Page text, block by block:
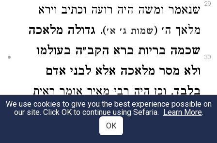
29
30
שנאמר ומשה היה רועה וכתיב וירא
מלאך ה׳ (שמות ג׳ א׳). גדולה מלאכה
שכמה בריות ברא הקב״ה בעולמו
ולא מסר מלאכה אלא לבני אדם
בלבד. וכן היה רבי מאיר אומר ראית
מימיך ארי סבל דוב קייץ שועל חנוני או
אחד מהחיות עושה מלאכה? למה לא
We use cookies to give you the best experience possible on
our site. Click OK to continue using Sefaria. Learn More.
OK